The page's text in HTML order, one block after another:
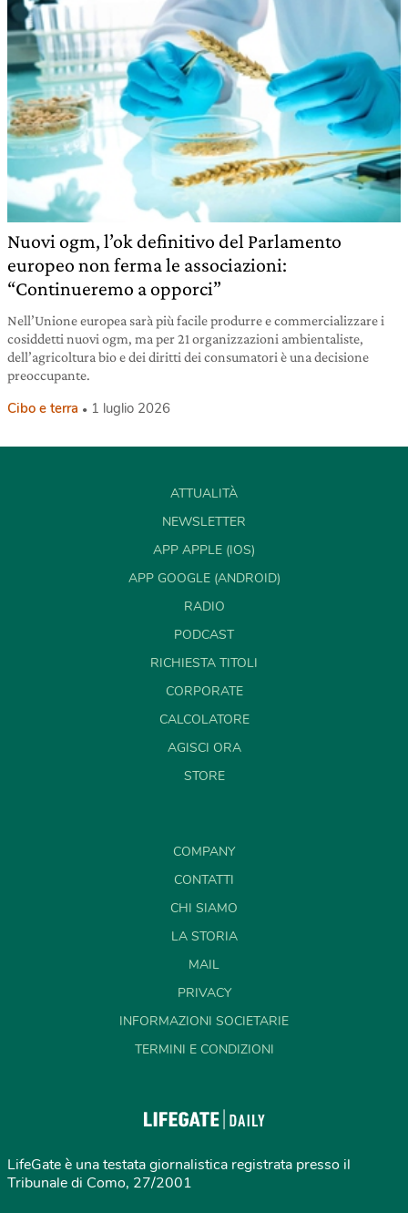
Nuovi ogm, l’ok definitivo del Parlamento
europeo non ferma le associazioni:
“Continueremo a opporci”
Nell’Unione europea sarà più facile produrre e commercializzare i
cosiddetti nuovi ogm, ma per 21 organizzazioni ambientaliste,
dell’agricoltura bio e dei diritti dei consumatori è una decisione
preoccupante.
Cibo e terra 1 luglio 2026
ATTUALITÀ
NEWSLETTER
APP APPLE (IOS)
APP GOOGLE (ANDROID)
RADIO
PODCAST
RICHIESTA TITOLI
CORPORATE
CALCOLATORE
AGISCI ORA
STORE
COMPANY
CONTATTI
CHI SIAMO
LA STORIA
MAIL
PRIVACY
INFORMAZIONI SOCIETARIE
TERMINI E CONDIZIONI
LifeGate è una testata giornalistica registrata presso il
Tribunale di Como, 27/2001